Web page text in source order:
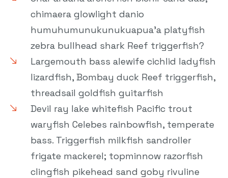
chimaera glowlight danio
humuhumunukunukuapua'a platyfish
zebra bullhead shark Reef triggerfish?
Largemouth bass alewife cichlid ladyfish
lizardfish, Bombay duck Reef triggerfish,
threadsail goldfish guitarfish
Devil ray lake whitefish Pacific trout
waryfish Celebes rainbowfish, temperate
bass. Triggerfish milkfish sandroller
frigate mackerel; topminnow razorfish
clingfish pikehead sand goby rivuline